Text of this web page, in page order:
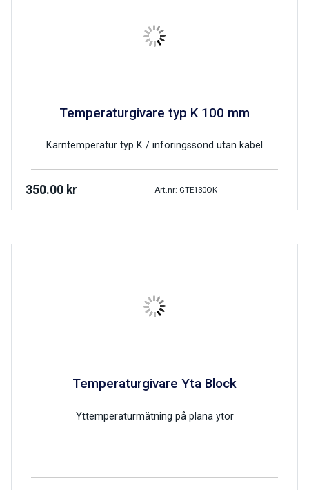
Temperaturgivare typ K 100 mm
Kärntemperatur typ K / införingssond utan kabel
350.00 kr Art.nr: GTE130OK
Temperaturgivare Yta Block
Yttemperaturmätning på plana ytor